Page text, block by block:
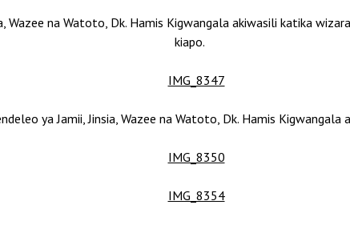
Wazee na Watoto, Dk. Hamis Kigwangala akiwasili katika
kiapo.
ya Jamii, Jinsia, Wazee na Watoto, Dk. Hamis